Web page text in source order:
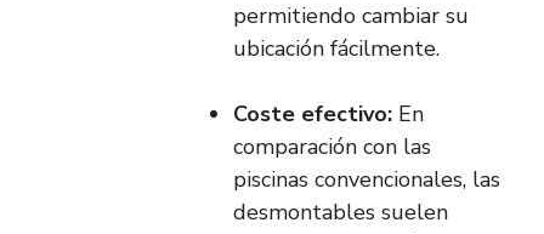
permitiendo cambiar su
ubicación fácilmente.
Coste efectivo: En
comparación con las
piscinas convencionales, las
desmontables suelen